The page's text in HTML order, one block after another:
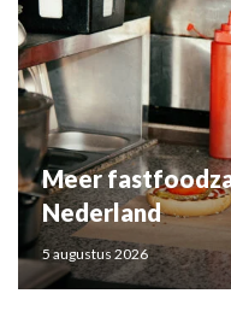
Meer
Nederland
5 augustus 2026